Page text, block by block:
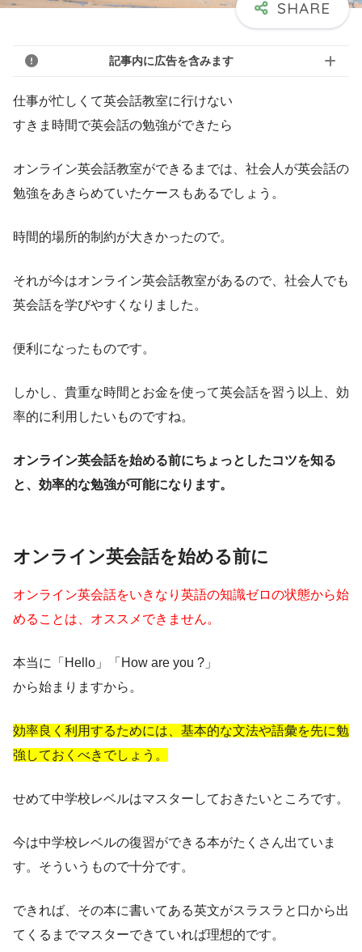
記事内に広告を含みます
仕事が忙しくて英会話教室に行けない
すきま時間で英会話の勉強ができたら
オンライン英会話教室ができるまでは、社会人が英会話の
勉強をあきらめていたケースもあるでしょう。
時間的場所的制約が大きかったので。
それが今はオンライン英会話教室があるので、社会人でも
英会話を学びやすくなりました。
便利になったものです。
しかし、貴重な時間とお金を使って英会話を習う以上、効
率的に利用したいものですね。
オンライン英会話を始める前にちょっとしたコツを知る
と、 効率的な勉強が可能になります。
オンライン英会話を始める前に
オンライン英会話をいきなり英語の知識ゼロの状態から始
めることは、オススメできません。
本当に「Hello」「How are you ?」
から始まりますから。
効率良く利用するためには、 基本的な文法や語彙を先に勉
強しておくべきでしょう。
せめて中学校レベルはマスターしておきたいところです。
今は中学校レベルの復習ができる本がたくさん出ていま
す。そういうもので十分です。
できれば、その本に書いてある英文がスラスラと口から出
てくるまでマスターできていれば理想的です。